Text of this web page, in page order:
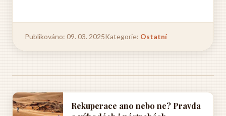
Publikováno: 09. 03. 2025Kategorie: Ostatní
Rekuperace ano nebo ne? Pravda